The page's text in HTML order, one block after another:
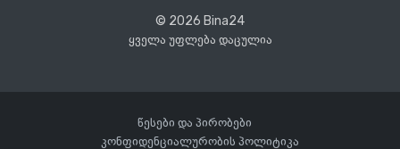
© 2026 Bina24
ყველა უფლება დაცულია
წესები და პირობები
კონფიდენციალურობის პოლიტიკა